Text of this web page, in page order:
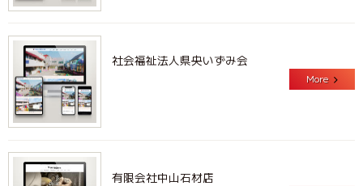
社会福祉法人県央いずみ会
More
有限会社中山石材店